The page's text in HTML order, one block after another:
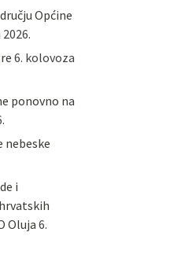
Općine
6. kolovoza
ponovno na
nebeske
i
Oluja6.